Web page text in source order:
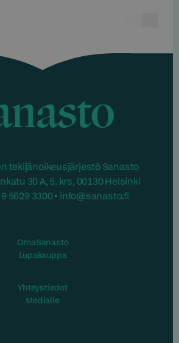
tekijänoikeusjärjestö Sanasto
30 A, 5. krs, 00130 Helsinki
5629 3300 • info@sanasto.fi
OmaSanasto
Lupakauppa
Yhteystiedot
Medialle